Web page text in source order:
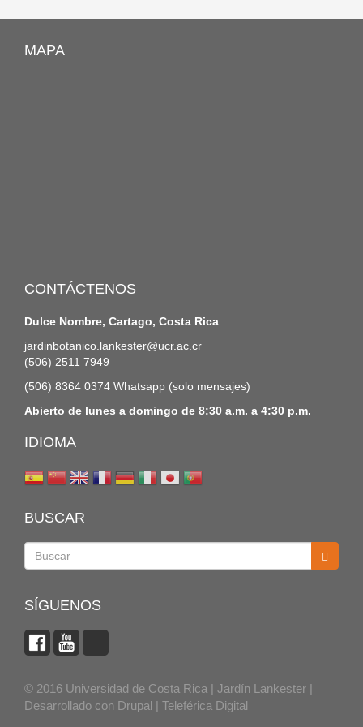
MAPA
CONTÁCTENOS
Dulce Nombre, Cartago, Costa Rica
jardinbotanico.lankester@ucr.ac.cr
(506) 2511 7949
(506) 8364 0374 Whatsapp (solo mensajes)
Abierto de lunes a domingo de 8:30 a.m. a 4:30 p.m.
IDIOMA
BUSCAR
SÍGUENOS
© 2016 Universidad de Costa Rica | Jardín Lankester |
Desarrollado con Drupal | Teleférica Digital